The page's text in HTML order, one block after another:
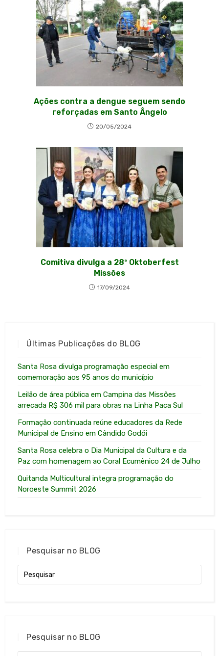
Ações contra a dengue seguem sendo
reforçadas em Santo Ângelo
20/05/2024
Comitiva divulga a 28ª Oktoberfest
Missões
17/09/2024
Últimas Publicações do BLOG
Santa Rosa divulga programação especial em
comemoração aos 95 anos do município
Leilão de área pública em Campina das Missões
arrecada R$ 306 mil para obras na Linha Paca Sul
Formação continuada reúne educadores da Rede
Municipal de Ensino em Cândido Godói
Santa Rosa celebra o Dia Municipal da Cultura e da
Paz com homenagem ao Coral Ecumênico 24 de Julho
Quitanda Multicultural integra programação do
Noroeste Summit 2026
Pesquisar no BLOG
Pesquisar no BLOG